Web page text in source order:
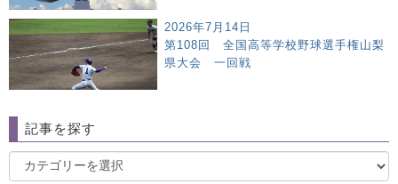
2026年7月14日
第108回 全国高等学校野球選手権山梨
県大会 一回戦
記事を探す